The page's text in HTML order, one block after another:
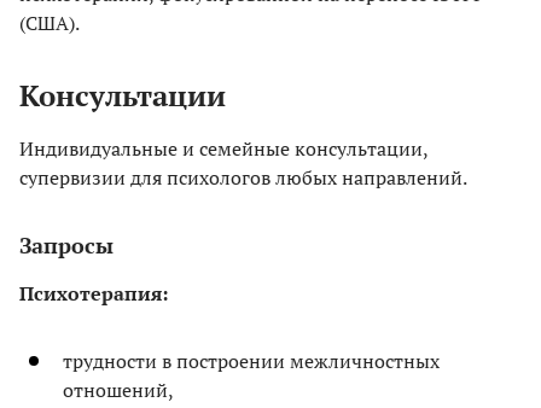
(США).
Консультации
Индивидуальные и семейные консультации,
супервизии для психологов любых направлений.
Запросы
Психотерапия:
трудности в построении межличностных
отношений,